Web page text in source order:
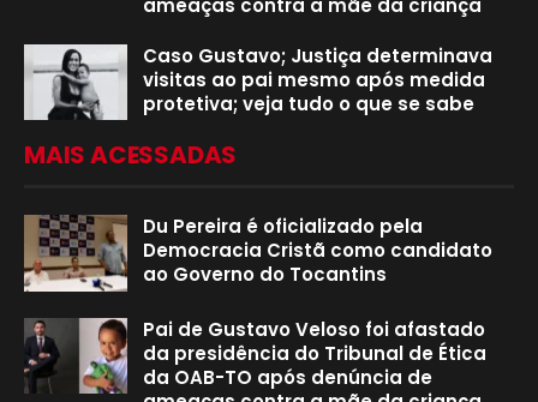
ameaças contra a mãe da criança
Caso Gustavo; Justiça determinava
visitas ao pai mesmo após medida
protetiva; veja tudo o que se sabe
MAIS ACESSADAS
Du Pereira é oficializado pela
Democracia Cristã como candidato
ao Governo do Tocantins
Pai de Gustavo Veloso foi afastado
da presidência do Tribunal de Ética
da OAB-TO após denúncia de